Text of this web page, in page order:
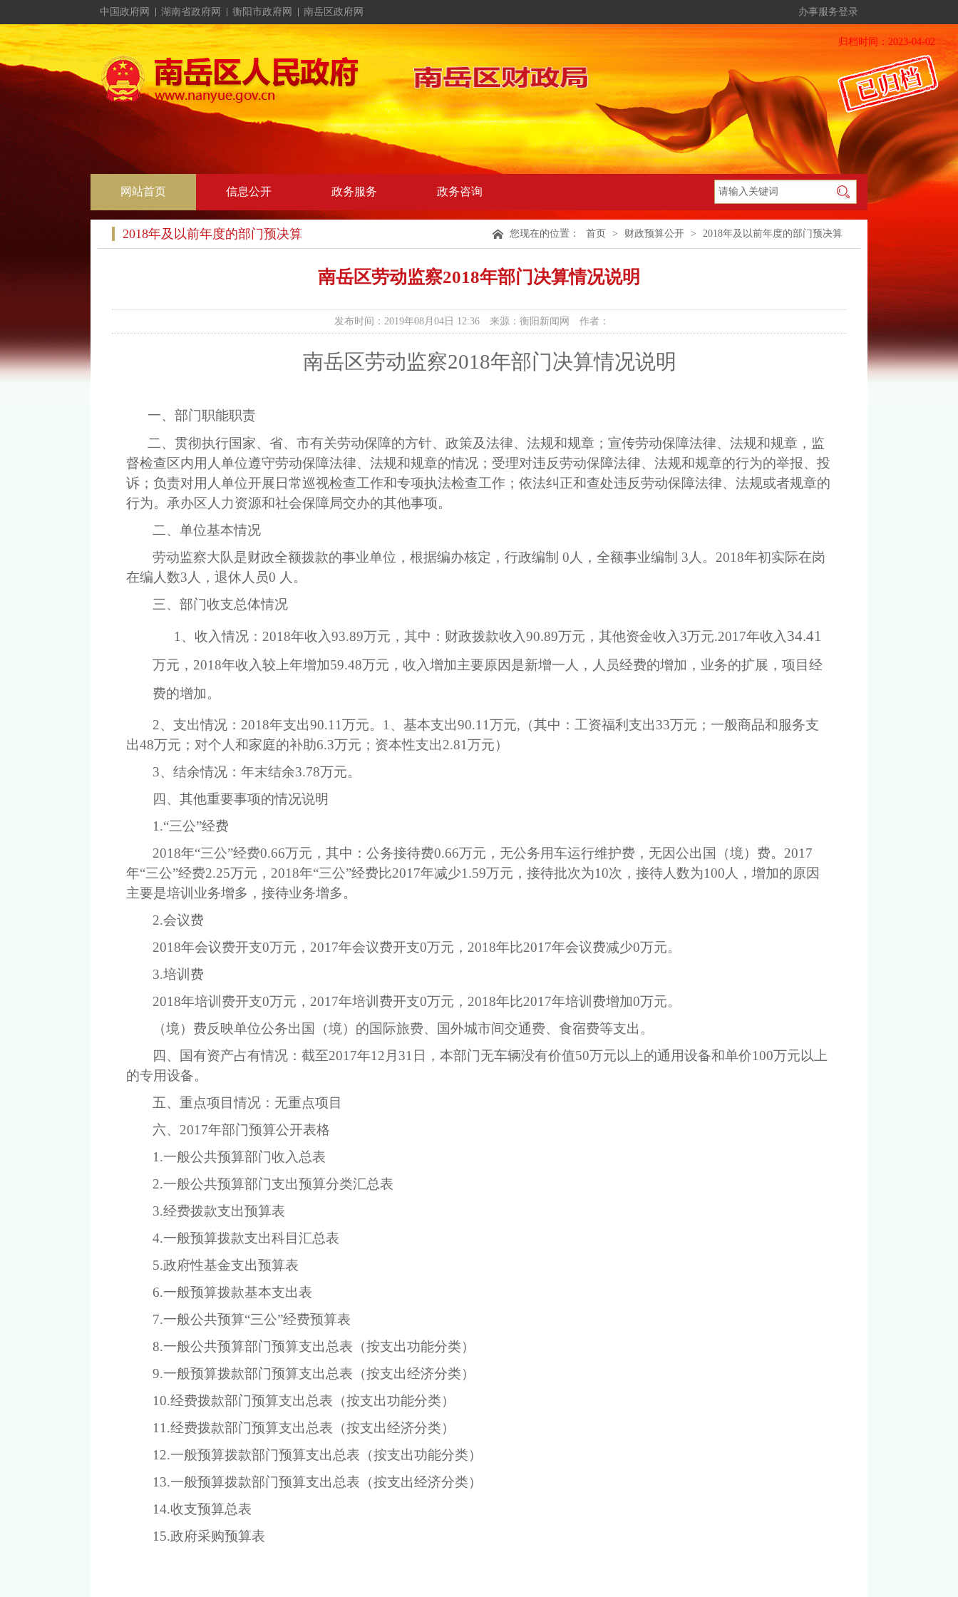
归档时间：2023-04-02
中国政府网 湖南省政府网 衡阳市政府网 南岳区政府网 办事服务登录
网站首页 信息公开 政务服务 政务咨询
2018年及以前年度的部门预决算 您现在的位置： 首页 > 财政预算公开 > 2018年及以前年度的部门预决算
南岳区劳动监察2018年部门决算情况说明
发布时间：2019年08月04日 12:36 来源：衡阳新闻网 作者：
南岳区劳动监察201 8年部门决算情况说明
一、 部门职能职责
二、 贯彻执行国家、省、市有关劳动保障的方针、政策及法律、法规和规章；宣传劳动保障法律、法规和规章，监
督检查区内用人单位遵守劳动保障法律、法规和规章的情况；受理对违反劳动保障法律、法规和规章的行为的举报、投
诉；负责对用人单位开展日常巡视检查工作和专项执法检查工作；依法纠正和查处违反劳动保障法律、法规或者规章的
行为。承办区人力资源和社会保障局交办的其他事项。
二、单位基本情况
劳动监察大队是财政全额拨款的事业单位，根据编办核定，行政编制 0 人，全额事业编制 3 人。 2018年初实际在岗
在编人数3 人，退休人员0 人。
三、部门收支总体情况
1 、收入情况： 2018年收入93.89万元，其中：财政拨款收入90.89万元 ，其他资金收入 3万元.201 7年收入 34.41
万元， 2018年收入较上年增加59.48万元，收入增加主要原因是新增一人，人员经费的增加，业务的扩展，项目经
费的增加。
2、支出情况：2018年支出90.11万元。 1、基本支出90.11万元,（其中：工资福利支出33万元；一般商品和服务支
出48万元；对个人和家庭的补助6.3万元； 资本性支出2.81万元）
3、结余情况：年末结余3.78万元。
四、其他重要事项的情况说明
1.“三公”经费
2018年“三公”经费0.66万元，其中：公务接待费0.66万元，无公务用车运行维护费，无因公出国（境）费。 201 7
年“三公”经费2.25万元， 2018年“三公”经费比201 7年减少1.59万元，接待批次为10次，接待人数为100 人， 增加的原因
主要是培训业务增多，接待业务增多。
2.会议费
2018年会议费开支0万元，201 7年会议费开支0万元，2018年比201 7年会议费减少0万元。
3.培训费
2018年培训费开支0万元， 201 7年培训费开支0万元，2018年比201 7年培训费增加0万元。
（境）费反映单位公务出国（境）的国际旅费、国外城市间交通费、食宿费等支出。
四、国有资产占有情况：截至2017年12月31日，本部门无车辆没有价值50万元以上的通用设备和单价100万元以上
的专用设备。
五、重点项目情况：无重点项目
六、 2017年部门预算公开表格
1.一般公共预算部门收入总表
2.一般公共预算部门支出预算分类汇总表
3.经费拨款支出预算表
4.一般预算拨款支出科目汇总表
5.政府性基金支出预算表
6.一般预算拨款基本支出表
7.一般公共预算“三公”经费预算表
8.一般公共预算部门预算支出总表（按支出功能分类）
9.一般预算拨款部门预算支出总表（按支出经济分类）
10.经费拨款部门预算支出总表（按支出功能分类）
11.经费拨款部门预算支出总表（按支出经济分类）
12.一般预算拨款部门预算支出总表（按支出功能分类）
13.一般预算拨款部门预算支出总表（按支出经济分类）
14.收支预算总表
15.政府采购预算表